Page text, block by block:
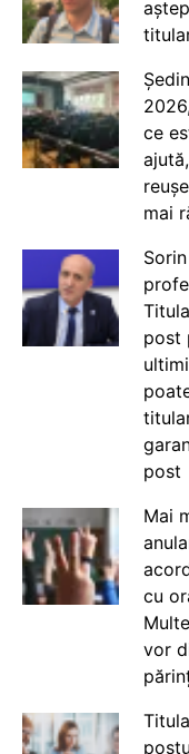
ce
mai
post
post
Mai
cu
vor